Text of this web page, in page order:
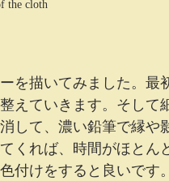
the cloth
を描いてみました。最
えていきます。そして
して、濃い鉛筆で縁や
くれば、時間がほとん
付けをすると良いです。